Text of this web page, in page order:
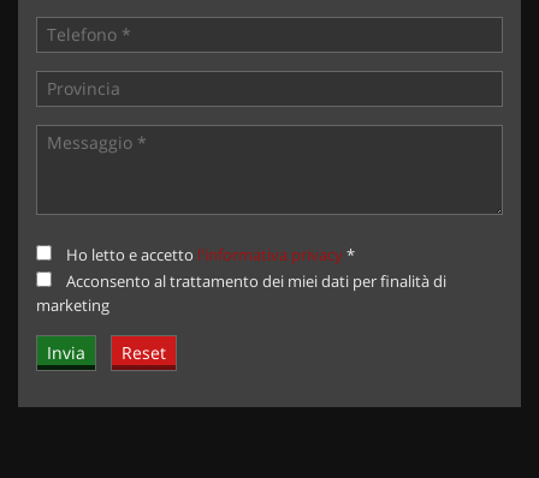
Ho letto e accetto l'informativa privacy*
Acconsento al trattamento dei miei dati per finalità di
marketing